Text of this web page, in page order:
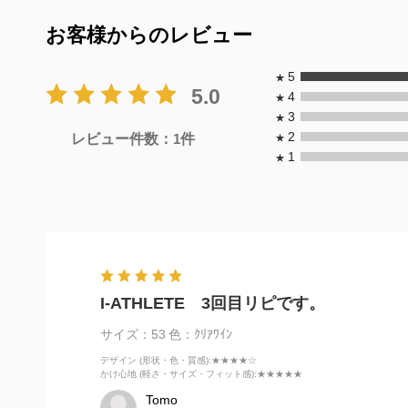
お客様からのレビュー
5.0
レビュー件数： 1件
★ 5
★ 4
★ 3
★ 2
★ 1
I-ATHLETE 3回目リピです。
サイズ：53 色：ｸﾘｱﾜｲﾝ
デザイン (形状・色・質感):★★★★☆
かけ心地 (軽さ・サイズ・フィット感):★★★★★
Tomo